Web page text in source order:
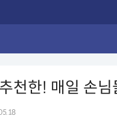
천한! 매일 손